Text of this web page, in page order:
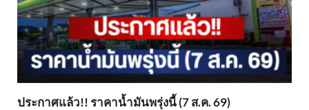
ประกาศแล้ว!! ราคาน้ำมันพรุ่งนี้ (7 ส.ค. 69)